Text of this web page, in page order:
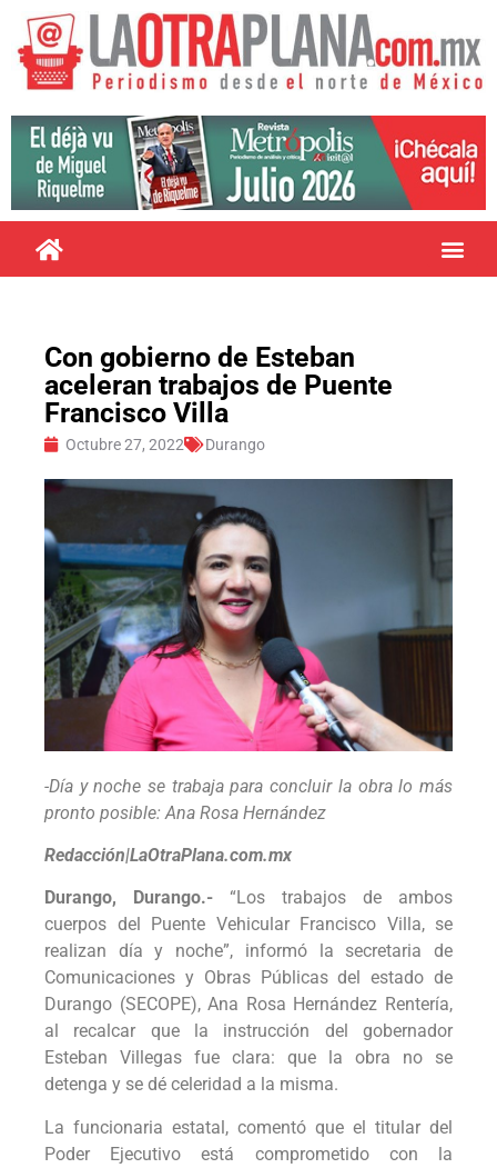
Con gobierno de Esteban
aceleran trabajos de Puente
Francisco Villa
Octubre 27, 2022 Durango
-Día y noche se trabaja para concluir la obra lo más
pronto posible: Ana Rosa Hernández
Redacción|LaOtraPlana.com.mx
Durango, Durango.- “Los trabajos de ambos
cuerpos del Puente Vehicular Francisco Villa, se
realizan día y noche”, informó la secretaria de
Comunicaciones y Obras Públicas del estado de
Durango (SECOPE), Ana Rosa Hernández Rentería,
al recalcar que la instrucción del gobernador
Esteban Villegas fue clara: que la obra no se
detenga y se dé celeridad a la misma.
La funcionaria estatal, comentó que el titular del
Poder Ejecutivo está comprometido con la